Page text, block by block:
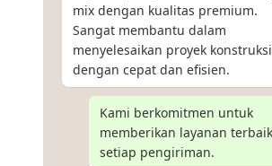
mix dengan kualitas premium.
Sangat membantu dalam
menyelesaikan proyek konstruksi
dengan cepat dan efisien.
Kami berkomitmen untuk
memberikan layanan
setiap pengiriman.